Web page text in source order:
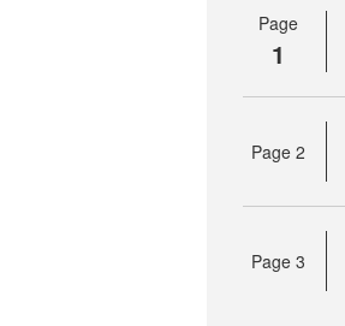
Page
1
Page 2
Page 3